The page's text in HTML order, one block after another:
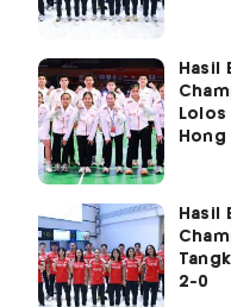
Hasil
Hong
Hasil
2-0